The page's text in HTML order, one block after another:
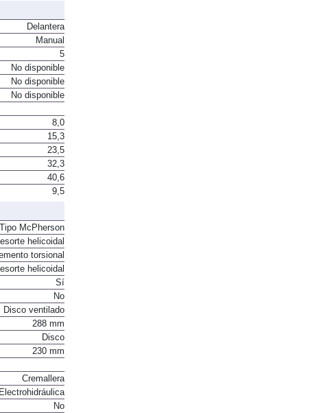
Delantera
Manual
5
No disponible
No disponible
No disponible
8,0
15,3
23,5
32,3
40,6
9,5
Tipo McPherson
helicoidal
torsional
helicoidal
Sí
No
Disco ventilado
288 mm
Disco
230 mm
Cremallera
Electrohidráulica
No